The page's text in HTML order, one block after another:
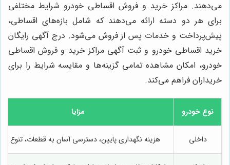
می‌دهند. مراکز خرید و فروش اقساطی خودرو شرایط مختلفی
برای هر دو دسته ارائه می‌دهند که شامل بازه‌های اقساطی،
پیش‌پرداخت و خدمات پس از فروش می‌شود. درج آگهی رایگان
خرید اقساطی خودرو و ثبت آگهی مراکز خرید و فروش اقساطی
خودرو، امکان مشاهده تمامی گزینه‌ها و مقایسه شرایط را برای
خریداران فراهم می‌کند.
نوع خودرو مزایا
داخلی هزینه نگهداری پایین، دسترسی آسان به قطعات، تنوع